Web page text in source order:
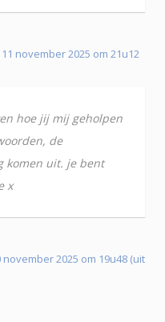
november 2025 om 21u12
hoe jij mij geholpen
de
komen uit. je bent
x
2025 om 19u48 (uit